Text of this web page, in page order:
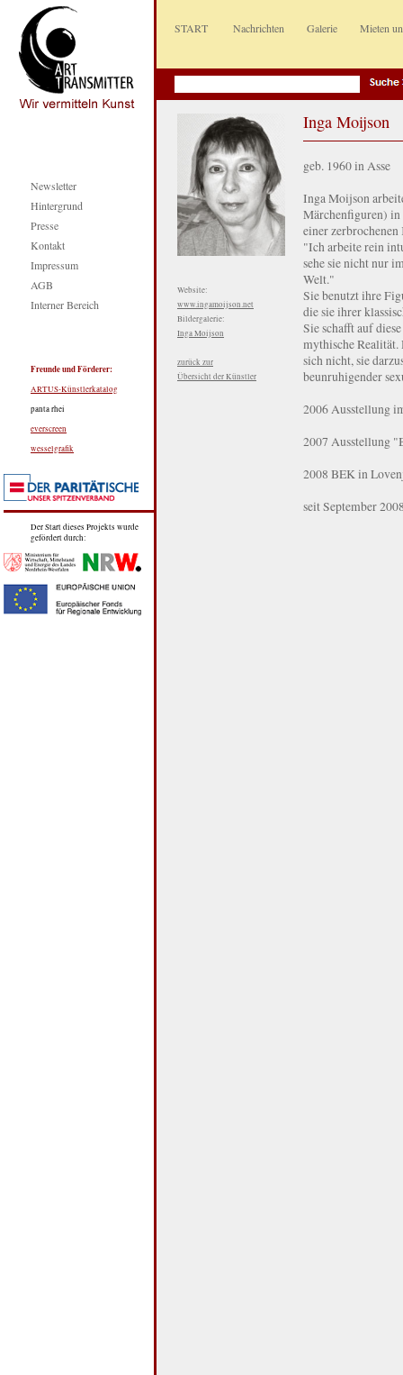
Newsletter
Hintergrund
Presse
Kontakt
Impressum
AGB
Interner Bereich
Freunde und Förderer:
ARTUS-Künstlerkatalog
panta rhei
everscreen
wesselgrafik
Der Start dieses Projekts wurde
gefördert durch:
START Nachrichten Galerie Mieten
Website:
www.ingamoijson.net
Bildergalerie:
Inga Moijson
zurück zur
Übersicht der Künstler
Inga Moijson
geb. 1960 in Asse
Inga Moijson
Märchenfiguren) in
einer
"Ich arbeite rein
sehe sie nicht nur
Welt."
Sie benutzt ihre
die sie ihrer
Sie schafft auf
mythische
sich nicht, sie
beunruhigender
2006 Ausstellung
2007 Ausstellung
2008 BEK in
seit September